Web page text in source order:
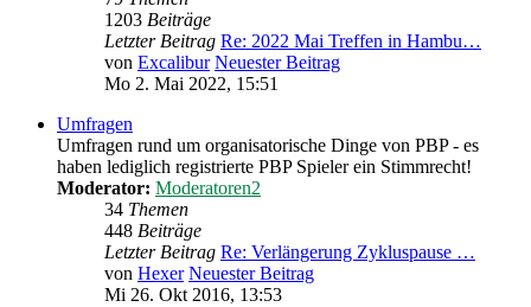
1203 Beiträge
Letzter Beitrag Re: 2022 Mai Treffen in Hambu…
von Excalibur Neuester Beitrag
Mo 2. Mai 2022, 15:51
Umfragen
Umfragen rund um organisatorische Dinge von PBP - es
haben lediglich registrierte PBP Spieler ein Stimmrecht!
Moderator: Moderatoren2
34 Themen
448 Beiträge
Letzter Beitrag Re: Verlängerung Zykluspause …
von Hexer Neuester Beitrag
Mi 26. Okt 2016, 13:53